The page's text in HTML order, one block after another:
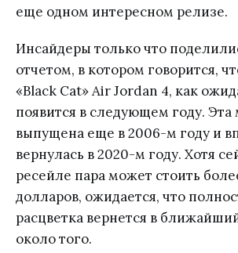
еще одном интересном релизе.
Инсайдеры только что
отчетом, в котором говорится,
«Black Cat» Air Jordan 4, как
появится в следующем году.
выпущена еще в 2006-м году и
вернулась в 2020-м году. Хотя
ресейле пара может стоить
долларов, ожидается, что
расцветка вернется в
около того.